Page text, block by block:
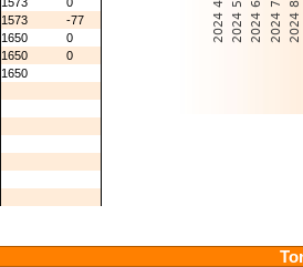
1573
-77
1650
0
1650
0
1650